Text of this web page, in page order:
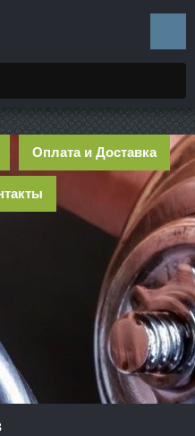
Оплата и Доставка